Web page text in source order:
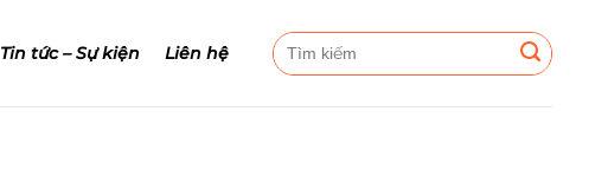
Tin tức – Sự kiện Liên hệ
Tìm
kiếm: